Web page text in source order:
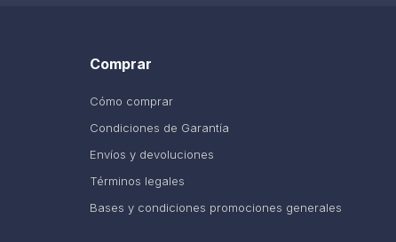
Comprar
Cómo comprar
Condiciones de Garantía
Envíos y devoluciones
Términos legales
Bases y condiciones promociones generales